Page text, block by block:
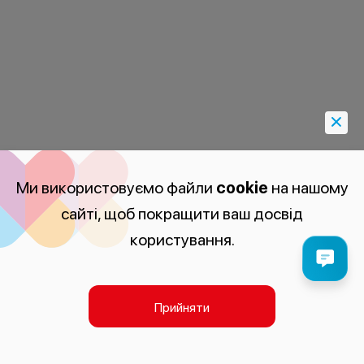
Ми використовуємо файли cookie на нашому
сайті, щоб покращити ваш досвід
користування.
Прийняти